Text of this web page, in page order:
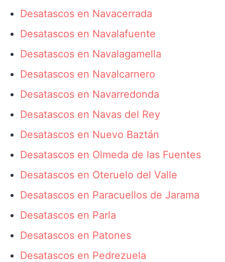
Desatascos en Navacerrada
Desatascos en Navalafuente
Desatascos en Navalagamella
Desatascos en Navalcarnero
Desatascos en Navarredonda
Desatascos en Navas del Rey
Desatascos en Nuevo Baztán
Desatascos en Olmeda de las Fuentes
Desatascos en Oteruelo del Valle
Desatascos en Paracuellos de Jarama
Desatascos en Parla
Desatascos en Patones
Desatascos en Pedrezuela